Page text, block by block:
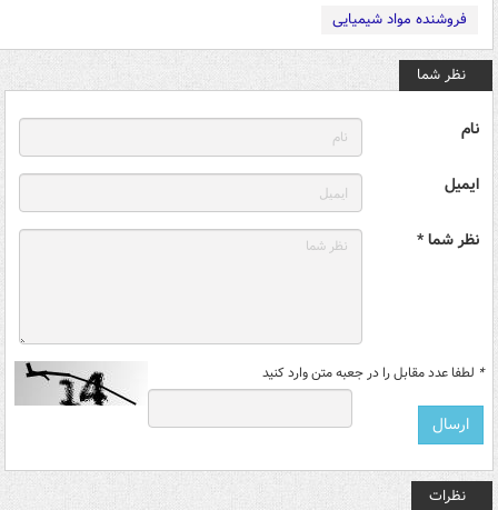
فروشنده مواد شیمیایی
نظر شما
نام
ایمیل
نظر شما *
* لطفا عدد مقابل را در جعبه متن وارد کنید
نظرات